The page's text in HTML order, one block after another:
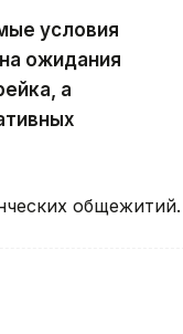
условия
ожидания
а
общежитий.